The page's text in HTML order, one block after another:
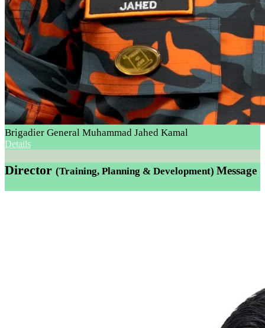
Brigadier General Muhammad Jahed Kamal
Details
Director (Training, Planning & Development) Message